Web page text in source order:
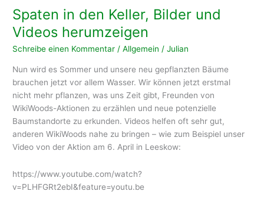
zu
haben!
Spaten in den Keller, Bilder und
Videos herumzeigen
Schreibe einen Kommentar /Allgemein /Julian
Nun wird es Sommer und unsere neu gepflanzten Bäume
brauchen jetzt vor allem Wasser. Wir können jetzt erstmal
nicht mehr pflanzen, was uns Zeit gibt, Freunden von
WikiWoods-Aktionen zu erzählen und neue potenzielle
Baumstandorte zu erkunden. Videos helfen oft sehr gut,
anderen WikiWoods nahe zu bringen – wie zum Beispiel unser
Video von der Aktion am 6. April in Leeskow:
https://www.youtube.com/watch?
v=PLHFGRt2ebI&feature=youtu.be